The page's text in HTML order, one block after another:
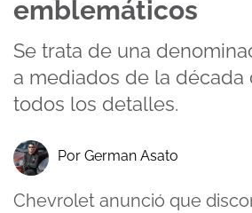
emblemáticos
Se trata de una
a mediados de la década
todos los detalles.
Por German Asato
Chevrolet anunció que